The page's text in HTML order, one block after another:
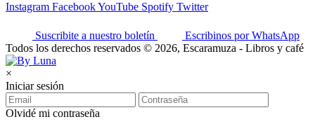
Instagram FacebookYouTube Spotify Twitter
Suscribite a nuestro boletín
Escribinos por WhatsApp
Todos los derechos reservados © 2026, Escaramuza - Libros y café
×
Iniciar sesión
Olvidé mi contraseña